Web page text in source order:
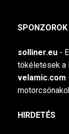
SPONZOROK
solliner.eu -
tökéletesek a
velamic.com
HIRDETÉS